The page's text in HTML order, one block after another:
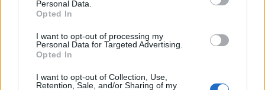
Personal Data.
Opted In
I want to opt-out of processing my
Personal Data for Targeted Advertising.
Opted In
I want to opt-out of Collection, Use,
Retention, Sale, and/or Sharing of my